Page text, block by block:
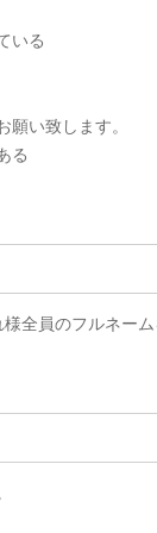
いる
い致します。
る
全員のフルネー